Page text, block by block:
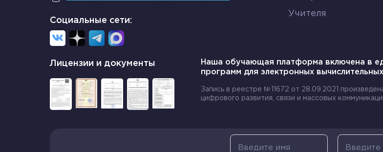
Социальные сети:
Учителя
Лицензии и документы
Наша обучающая платформа включена в
программ для электронных
Запись в реестре №11672 от 28.09.2021
цифрового развития, связи и массовых